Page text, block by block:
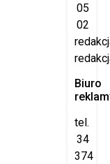
05
02
Biuro
tel.
34
374